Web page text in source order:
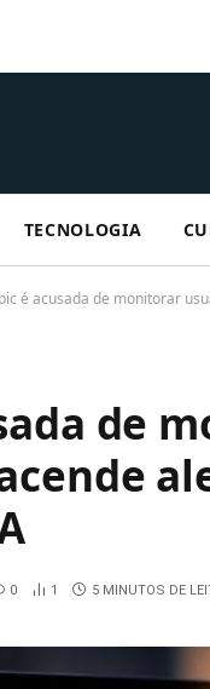
TECNOLOGIA
é acusada de monitorar
de
0 1 5 MINUTOS DE